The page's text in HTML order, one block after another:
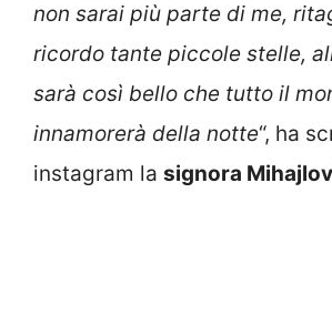
non sarai più parte di me,
ricordo tante piccole stelle,
sarà così bello che tutto il
innamorerà della notte“, ha
instagram la signora